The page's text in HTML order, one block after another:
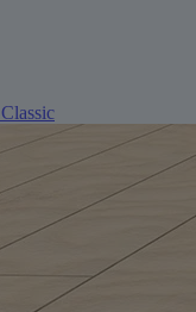
Classic